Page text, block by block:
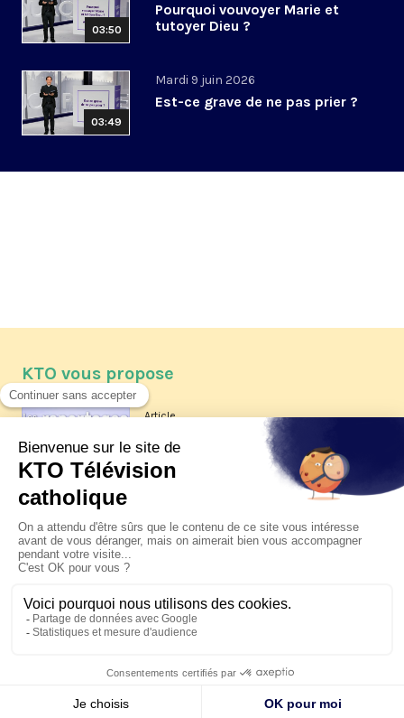
03:50
Pourquoi vouvoyer Marie et
tutoyer Dieu ?
03:49
Mardi 9 juin 2026
Est-ce grave de ne pas prier ?
KTO vous propose
Article
Les reportages d'été 2026 de KTO
La visite pastorale du pape Léon
XIV à Assise à suivre sur KTO le
jeudi 6 août
Le pape en Uruguay, Argentine et
Pérou du 6 au 17 novembre 2026
© KTO 2026 — Mentions légales